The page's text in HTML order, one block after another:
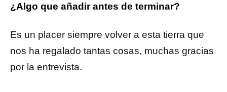
¿Algo que añadir antes de terminar?
Es un placer siempre volver a esta tierra que
nos ha regalado tantas cosas, muchas gracias
por la entrevista.